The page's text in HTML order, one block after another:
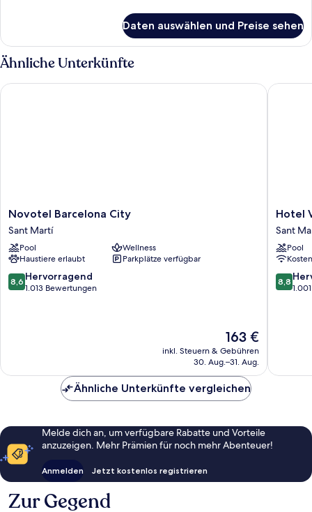
anzeigen
1 Queen-
Bett
und
Schlafsofa
(Free
Daten auswählen und Preise sehen
Ähnliche Unterkünfte
Novotel
Barcelona
City
Sant
Martí
Novotel Barcelona City
Sant Martí
Pool
Wellness
Haustiere erlaubt
Parkplätze verfügbar
8.6
von
8,6 Hervorragend
1.013 Bewertungen
Der
Preis
beträgt
163 €
inkl. Steuern & Gebühren
30. Aug.–31. Aug.
Novotel Barcelona City
Hotel
Vincci
Bit
Sant
Martí
Hotel
Sant
Pool
8.8
von
8,8
Hotel
Ähnliche Unterkünfte vergleichen
Melde dich an, um verfügbare Rabatte und Vorteile
anzuzeigen. Mehr Prämien für noch mehr Abenteuer!
Anmelden Jetzt kostenlos registrieren
Zur Gegend